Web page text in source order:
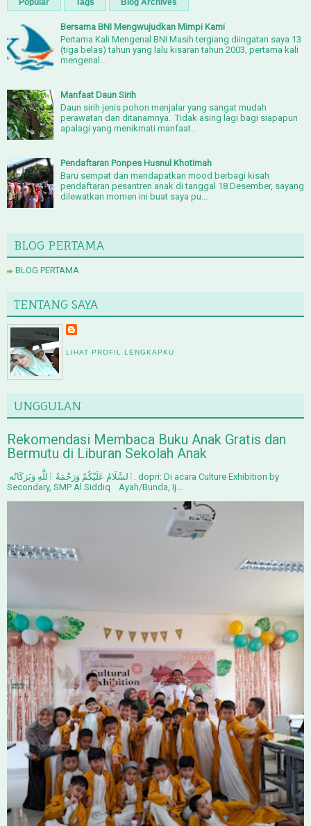
Popular Tags Blog Archives
Bersama BNI Mengwujudkan Mimpi Kami
Pertama Kali Mengenal BNI Masih tergiang diingatan saya 13
(tiga belas) tahun yang lalu kisaran tahun 2003, pertama kali
mengenal...
Manfaat Daun Sirih
Daun sirih jenis pohon menjalar yang sangat mudah
perawatan dan ditanamnya. Tidak asing lagi bagi siapapun
apalagi yang menikmati manfaat...
Pendaftaran Ponpes Husnul Khotimah
Baru sempat dan mendapatkan mood berbagi kisah
pendaftaran pesantren anak di tanggal 18 Desember, sayang
dilewatkan momen ini buat saya pu...
BLOG PERTAMA
BLOG PERTAMA
TENTANG SAYA
LIHAT PROFIL LENGKAPKU
UNGGULAN
Rekomendasi Membaca Buku Anak Gratis dan
Bermutu di Liburan Sekolah Anak
Secondary, SMP Al Siddiq Ayah/Bunda, Ij...